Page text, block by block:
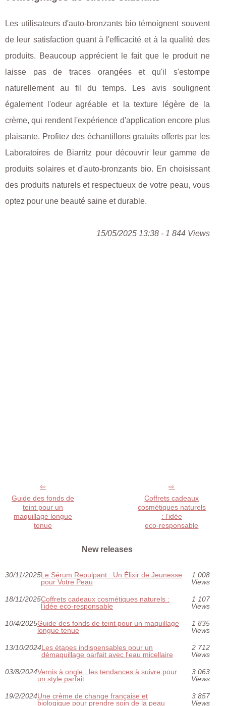
Les utilisateurs d'auto-bronzants bio témoignent souvent
de leur satisfaction quant à l'efficacité et à la qualité des
produits. Beaucoup apprécient le fait que le produit ne
laisse pas de traces orangées et qu'il s'estompe
naturellement au fil du temps. Les avis soulignent
également l'odeur agréable et la texture légère de la
crème, qui rendent l'expérience d'application encore plus
plaisante. Profitez des échantillons gratuits offerts par les
Laboratoires de Biarritz pour découvrir leur gamme de
produits solaires et d'auto-bronzants bio. En choisissant
des produits naturels et respectueux de votre peau, vous
optez pour une beauté saine et durable.
15/05/2025 13:38 - 1 844 Views
Guide des fonds de
teint pour un
maquillage longue
tenue
Coffrets cadeaux
cosmétiques naturels
: l’idée
eco‑responsable
New releases
30/11/2025Le Sérum Repulpant : Un Élixir de Jeunesse
pour Votre Peau
1 008
Views
18/11/2025Coffrets cadeaux cosmétiques naturels :
l’idée eco‑responsable
1 107
Views
10/4/2025Guide des fonds de teint pour un maquillage
longue tenue
1 835
Views
13/10/2024Les étapes indispensables pour un
démaquillage parfait avec l'eau micellaire
2 712
Views
03/8/2024Vernis à ongle : les tendances à suivre pour
un style parfait
3 063
Views
19/2/2024Une crème de change française et
biologique pour prendre soin de la peau
3 857
Views